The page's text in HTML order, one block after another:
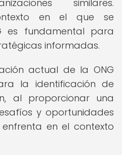
similares.
en el que se
es fundamental para
informadas.
actual de la ONG
la identificación de
al proporcionar una
y oportunidades
en el contexto